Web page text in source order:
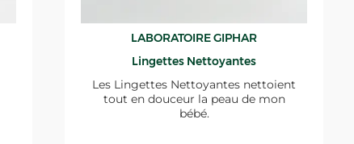
LABORATOIRE GIPHAR
Lingettes Nettoyantes
Les Lingettes Nettoyantes nettoient
tout en douceur la peau de mon
bébé.